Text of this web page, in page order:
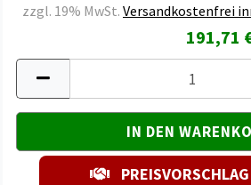
zzgl. 19% MwSt. Versandkostenfrei
191,71